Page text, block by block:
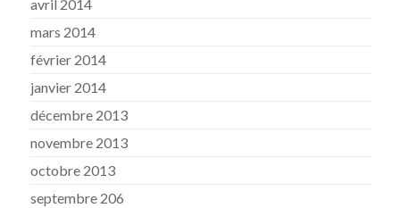
avril 2014
mars 2014
février 2014
janvier 2014
décembre 2013
novembre 2013
octobre 2013
septembre 206